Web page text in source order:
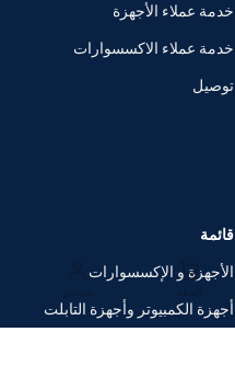
خدمة عملاء الأجهزة
خدمة عملاء الاكسسوارات
توصيل
قائمة
الأجهزة و الإكسسوارات
أجهزة الكمبيوتر وأجهزة التابلت